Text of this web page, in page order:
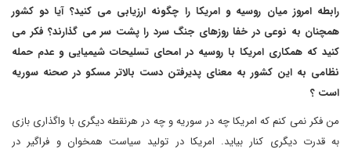
رابطه امروز میان روسیه و امریکا را چگونه ارزیابی می کنید؟ آیا دو کشور
همچنان به نوعی در خفا روزهای جنگ سرد را پشت سر می گذارند؟ فکر می
کنید که همکاری امریکا با روسیه در امحای تسلیحات شیمیایی و عدم حمله
نظامی به این کشور به معنای پدیرفتن دست بالاتر مسکو در صحنه سوریه
است ؟
من فکر نمی کنم که امریکا چه در سوریه و چه در هرنقطه دیگری با واگذاری بازی
به قدرت دیگری کنار بیاید. امریکا در تولید سیاست همخوان و فراگیر در